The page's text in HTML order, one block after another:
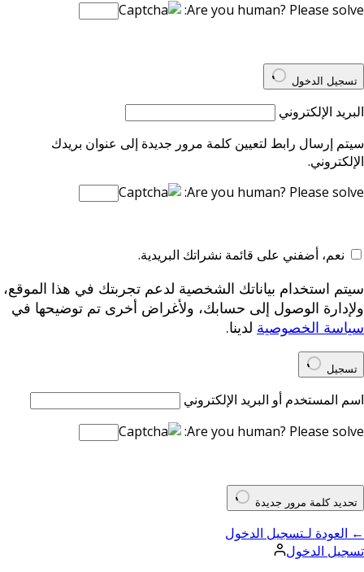
Are you human? Please solve:
تسجيل الدخول
البريد الإلكتروني
سيتم إرسال رابط لتعيين كلمة مرور جديدة إلى عنوان بريدك
الإلكتروني.
Are you human? Please solve:
نعم، أضفني على قائمة نشراتك البريدية.
سيتم استخدام بياناتك الشخصية لدعم تجربتك في هذا الموقع،
ولإدارة الوصول إلى حسابك، ولأغراض أخرى تم توضيحها في
سياسة الخصوصية لدينا.
تسجيل
اسم المستخدم أو البريد الإلكتروني
Are you human? Please solve:
تحديد كلمة مرور جديدة
← العودة لـتسجيل الدخول
تسجيل الدخول